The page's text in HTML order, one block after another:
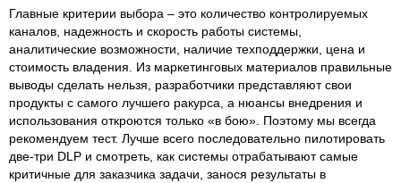
Главные критерии выбора – это количество контролируемых
каналов, надежность и скорость работы системы,
аналитические возможности, наличие техподдержки, цена и
стоимость владения. Из маркетинговых материалов правильные
выводы сделать нельзя, разработчики представляют свои
продукты с самого лучшего ракурса, а нюансы внедрения и
использования откроются только «в бою». Поэтому мы всегда
рекомендуем тест. Лучше всего последовательно пилотировать
две-три DLP и смотреть, как системы отрабатывают самые
критичные для заказчика задачи, занося результаты в